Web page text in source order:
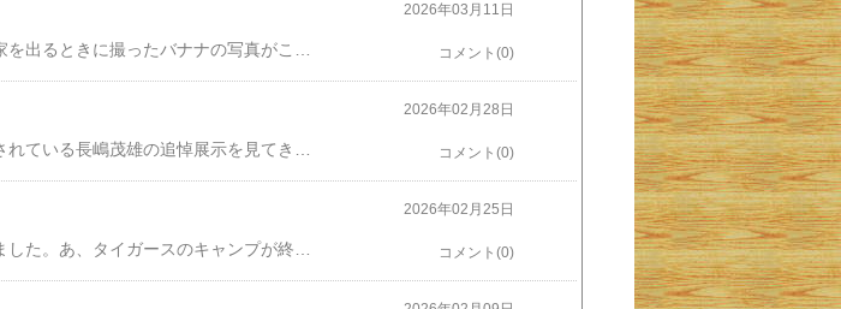
2026年03月11日
コメント(0)
2026年02月28日
コメント(0)
2026年02月25日
コメント(0)